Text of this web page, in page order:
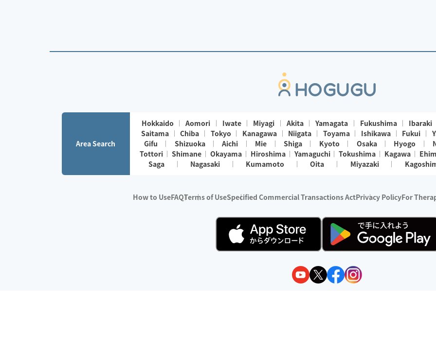
Area Search
Hokkaido Aomori Iwate Miyagi Akita Yamagata Fukushima Ibaraki
Saitama
Chiba Tokyo Kanagawa Niigata Toyama Ishikawa Fukui
Gifu
Shizuoka Aichi Mie Shiga Kyoto Osaka Hyogo
Tottori
Shimane Okayama Hiroshima Yamaguchi Tokushima Kagawa
Saga
Nagasaki Kumamoto Oita Miyazaki
How to UseFAQTerms of UseSpecified Commercial Transactions ActPrivacy PolicyFor